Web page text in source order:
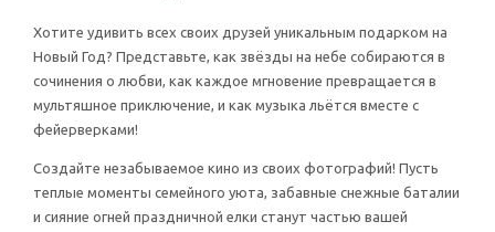
Хотите удивить всех своих друзей уникальным подарком на
Новый Год? Представьте, как звёзды на небе собираются в
сочинения о любви, как каждое мгновение превращается в
мультяшное приключение, и как музыка льётся вместе с
фейерверками!
Создайте незабываемое кино из своих фотографий! Пусть
теплые моменты семейного уюта, забавные снежные баталии
и сияние огней праздничной елки станут частью вашей